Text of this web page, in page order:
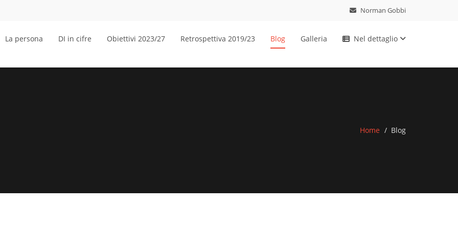
Norman Gobbi
La persona DI in cifre Obiettivi 2023/27 Retrospettiva 2019/23 Blog Galleria Nel dettaglio
Home Blog